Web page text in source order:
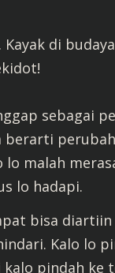
di
sebagai
malah
lo hadapi.
bisa
Kalo lo
pindah ke